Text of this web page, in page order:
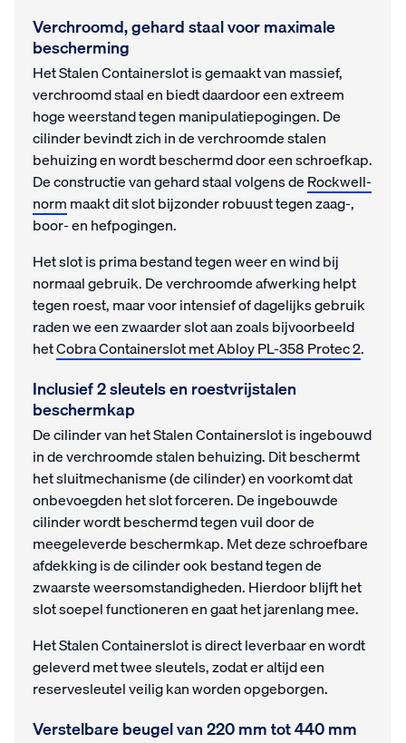
Verchroomd, gehard staal voor maximale
bescherming
Het Stalen Containerslot is gemaakt van massief,
verchroomd staal en biedt daardoor een extreem
hoge weerstand tegen manipulatiepogingen. De
cilinder bevindt zich in de verchroomde stalen
behuizing en wordt beschermd door een schroefkap.
De constructie van gehard staal volgens deRockwell-
normmaakt dit slot bijzonder robuust tegen zaag-,
boor- en hefpogingen.
Het slot is prima bestand tegen weer en wind bij
normaal gebruik. De verchroomde afwerking helpt
tegen roest, maar voor intensief of dagelijks gebruik
raden we een zwaarder slot aan zoals bijvoorbeeld
hetCobra Containerslot met Abloy PL-358 Protec 2.
Inclusief 2 sleutels en roestvrijstalen
beschermkap
De cilinder van het Stalen Containerslot is ingebouwd
in de verchroomde stalen behuizing. Dit beschermt
het sluitmechanisme (de cilinder) en voorkomt dat
onbevoegden het slot forceren. De ingebouwde
cilinder wordt beschermd tegen vuil door de
meegeleverde beschermkap. Met deze schroefbare
afdekking is de cilinder ook bestand tegen de
zwaarste weersomstandigheden. Hierdoor blijft het
slot soepel functioneren en gaat het jarenlang mee.
Het Stalen Containerslot is direct leverbaar en wordt
geleverd met twee sleutels, zodat er altijd een
reservesleutel veilig kan worden opgeborgen.
Verstelbare beugel van 220 mm tot 440 mm